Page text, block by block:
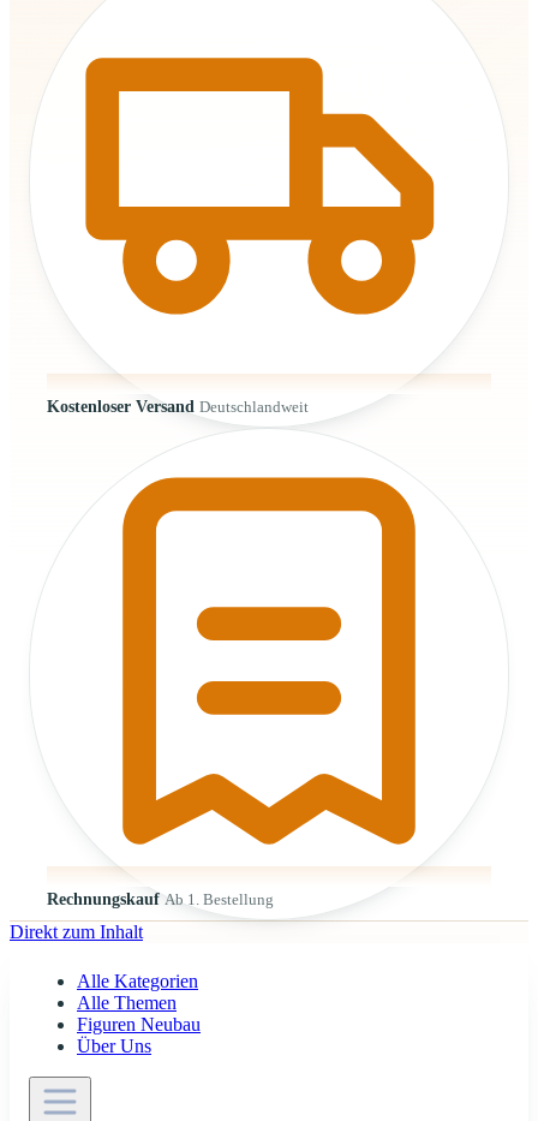
Kostenloser Versand Deutschlandweit
Rechnungskauf Ab 1. Bestellung
Direkt zum Inhalt
Alle Kategorien
Alle Themen
Figuren Neubau
Über Uns